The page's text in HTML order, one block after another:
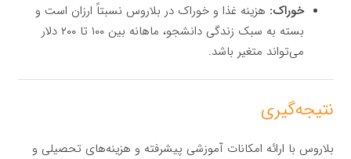
خوراک: هزینه غذا و خوراک در بلاروس نسبتاً ارزان است و
بسته به سبک زندگی دانشجو، ماهانه بین ۱۰۰ تا ۲۰۰ دلار
می‌تواند متغیر باشد.
نتیجه‌گیری
بلاروس با ارائه امکانات آموزشی پیشرفته و هزینه‌های تحصیلی و